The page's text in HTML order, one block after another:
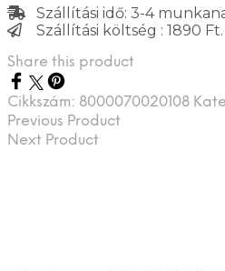
Szállítási idő: 3-4
Szállítási költség : 1890 Ft.
Share this product
Cikkszám: 8000070020108
Previous Product
Next Product